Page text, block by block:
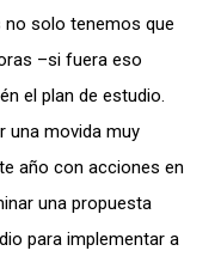
no solo tenemos que
–si fuera eso
el plan de estudio.
una movida muy
año con acciones en
una propuesta
para implementar a